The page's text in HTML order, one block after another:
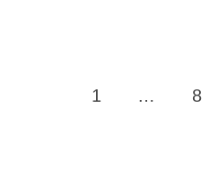
1 … 8